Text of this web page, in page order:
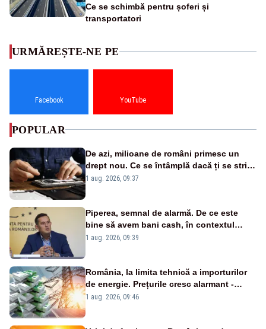
Ce se schimbă pentru șoferi și
transportatori
URMĂREȘTE-NE PE
Facebook YouTube
POPULAR
De azi, milioane de români primesc un
drept nou. Ce se întâmplă dacă ți se strică
un produs
1 aug. 2026, 09:37
Piperea, semnal de alarmă. De ce este
bine să avem bani cash, în contextul
alertei energetice?
1 aug. 2026, 09:39
România, la limita tehnică a importurilor
de energie. Prețurile cresc alarmant -
Analiză Realitatea Plus
1 aug. 2026, 09:46